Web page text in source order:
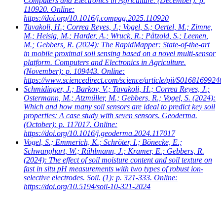
110920. Online:
https://doi.org/10.1016/j.compag.2025.110920
Tavakoli, H.; Correa Reyes, J.; Vogel, S.; Oertel, M.; Zimne,
M.; Heisig, M.; Harder, A.; Wruck, R.; Pätzold, S.; Leenen,
M.; Gebbers, R. (2024): The RapidMapper: State-of-the-art
in mobile proximal soil sensing based on a novel multi-sensor
platform. Computers and Electronics in Agriculture.
(November): p. 109443. Online:
https://www.sciencedirect.com/science/article/pii/
Schmidinger, J.; Barkov, V.; Tavakoli, H.; Correa Reyes, J.;
Ostermann, M.; Atzmüller, M.; Gebbers, R.; Vogel, S. (2024):
Which and how many soil sensors are ideal to predict key soil
properties: A case study with seven sensors. Geoderma.
(October): p. 117017. Online:
https://doi.org/10.1016/j.geoderma.2024.117017
Vogel, S.; Emmerich, K.; Schröter, I.; Bönecke, E.;
Schwanghart, W.; Rühlmann, J.; Kramer, E.; Gebbers, R.
(2024): The effect of soil moisture content and soil texture on
fast in situ pH measurements with two types of robust ion-
selective electrodes. Soil. (1): p. 321-333. Online:
https://doi.org/10.5194/soil-10-321-2024